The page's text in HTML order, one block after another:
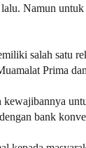
Namun
salah satu
Prima
bank